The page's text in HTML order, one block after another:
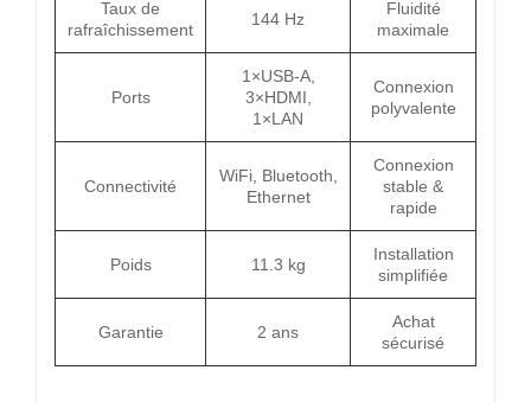
Taux de
rafraîchissement
144 Hz
Fluidité
maximale
Ports
1×USB-A,
3×HDMI,
1×LAN
Connexion
polyvalente
Connectivité
WiFi, Bluetooth,
Ethernet
Connexion
stable &
rapide
Poids 11.3 kg
Installation
simplifiée
Garantie 2 ans
Achat
sécurisé